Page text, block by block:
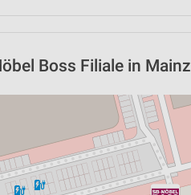
Boss Filiale in Mainz